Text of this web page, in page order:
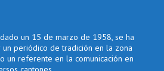
un 15 de marzo de 1958, se ha
periódico de tradición en la zona
un referente en la comunicación en